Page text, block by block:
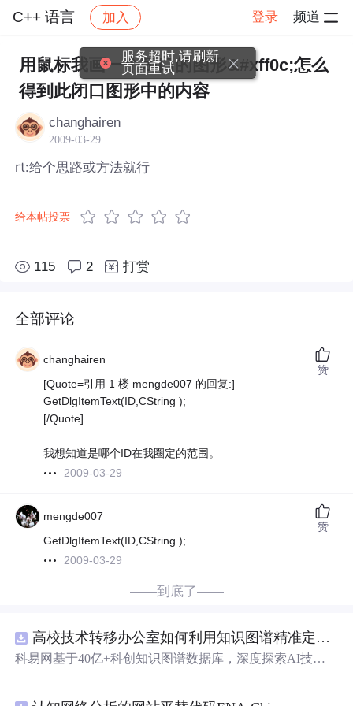
C++ 语言 加入 登录 频道
社区 C++ 语言 帖子详情
用鼠标我画一个闭口的图形&#xff0c;怎么
得到此闭口图形中的内容
changhairen
2009-03-29
rt:给个思路或方法就行
给本帖投票
115 2 打赏
全部评论
changhairen
[Quote=引用 1 楼 mengde007 的回复:]
GetDlgItemText(ID,CString );
[/Quote]
我想知道是哪个ID在我圈定的范围。
2009-03-29
赞
mengde007
GetDlgItemText(ID,CString );
2009-03-29
赞
——到底了——
高校技术转移办公室如何利用知识图谱精准定位产业需求与技术适配点？.docx
科易网基于40亿+科创知识图谱数据库，深度探索AI技术
服务超时,请刷新
页面重试